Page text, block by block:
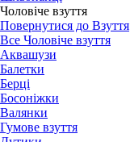
Чоловіче взуття
Повернутися до Взуття
Все Чоловіче взуття
Аквашузи
Балетки
Берці
Босоніжки
Валянки
Гумове взуття